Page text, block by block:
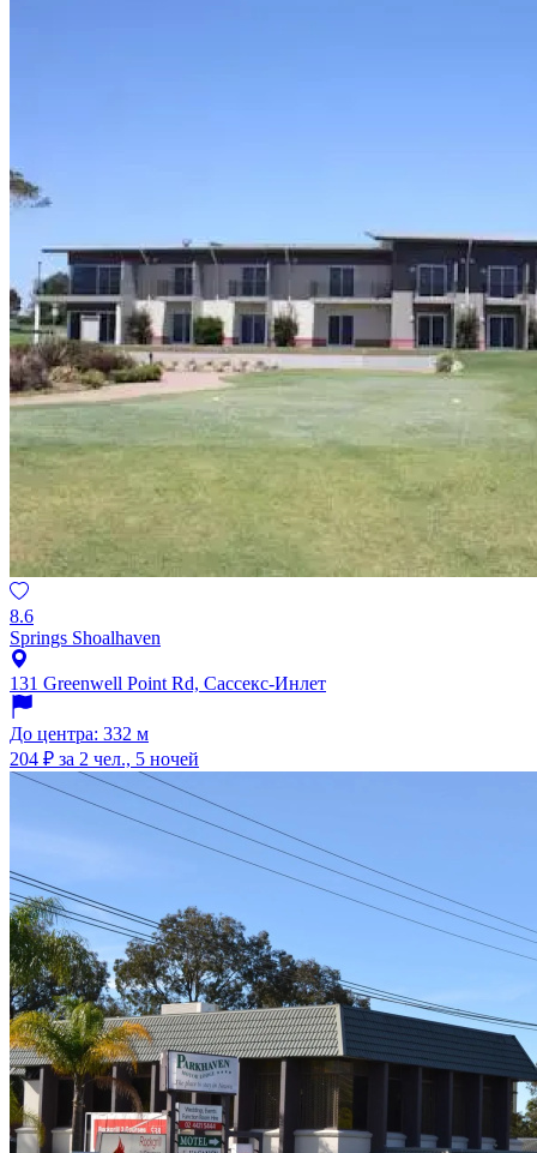
8.6
Springs Shoalhaven
131 Greenwell Point Rd, Сассекс-Инлет
До центра: 332 м
204 ₽ за 2 чел., 5 ночей